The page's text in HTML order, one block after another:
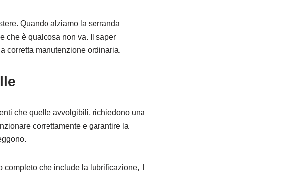
Quando alziamo la serranda
che è qualcosa non va. Il saper
corretta manutenzione ordinaria.
che quelle avvolgibili, richiedono una
correttamente e garantire la
completo che include la lubrificazione, il